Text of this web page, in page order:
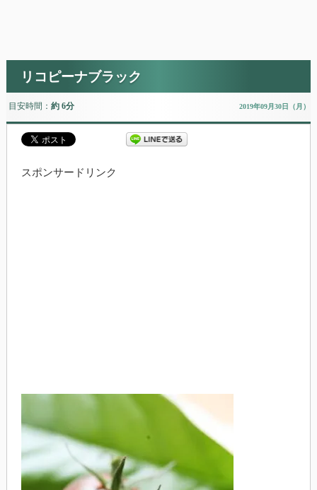
リコピーナブラック
目安時間： 約 6分 2019年09月30日（月）
スポンサードリンク